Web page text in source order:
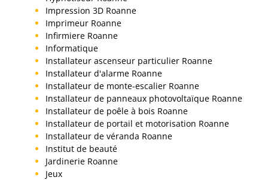
Impression 3D Roanne
Imprimeur Roanne
Infirmiere Roanne
Informatique
Installateur ascenseur particulier Roanne
Installateur d'alarme Roanne
Installateur de monte-escalier Roanne
Installateur de panneaux photovoltaïque Roanne
Installateur de poêle à bois Roanne
Installateur de portail et motorisation Roanne
Installateur de véranda Roanne
Institut de beauté
Jardinerie Roanne
Jeux